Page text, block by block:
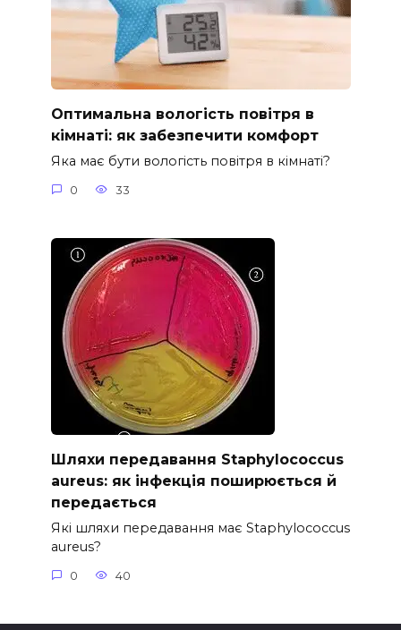
Оптимальна вологість повітря в
кімнаті: як забезпечити комфорт
Яка має бути вологість повітря в кімнаті?
0 33
Шляхи передавання Staphylococcus
aureus: як інфекція поширюється й
передається
Які шляхи передавання має Staphylococcus
aureus?
0 40